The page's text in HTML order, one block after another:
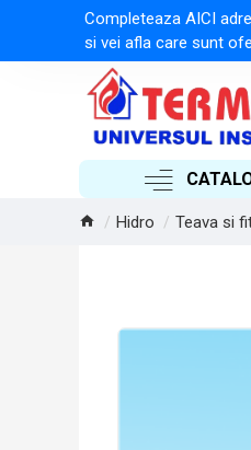
Completeaza AICI
si vei afla care sunt
Hidro Teava si